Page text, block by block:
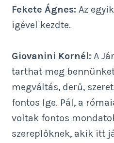
Fekete Ágnes: Az
igével kezdte.
Giovanini Kornél: A
tarthat meg
megváltás, derű,
fontos Ige. Pál, a
voltak fontos
szereplőknek, akik itt